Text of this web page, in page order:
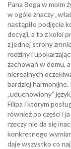
Pana Boga w moim
w ogóle znaczy
nastąpiło podjęcie
decyzji, a to z kolei
z jednej strony
rodziny i
zachowań w domu,
nierealnych
bardziej
„uduchowiony”
Filipa i którym
również po części i
rzeczy nie da się
konkretnego
daje wszystko co